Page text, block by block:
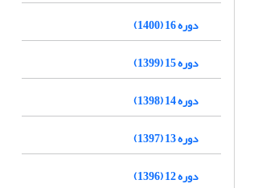
دوره 16 (1400)
دوره 15 (1399)
دوره 14 (1398)
دوره 13 (1397)
دوره 12 (1396)